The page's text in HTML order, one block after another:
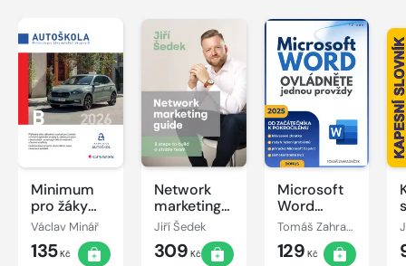
Minimum
pro žáky
autoškol
skupiny B
2026
Václav Minář
135Kč
Network
marketing
guide
Jiří Šedek
309 Kč
Microsoft
Word
ovládněte
jednou
provždy
Tomáš Zahradníček
129 Kč